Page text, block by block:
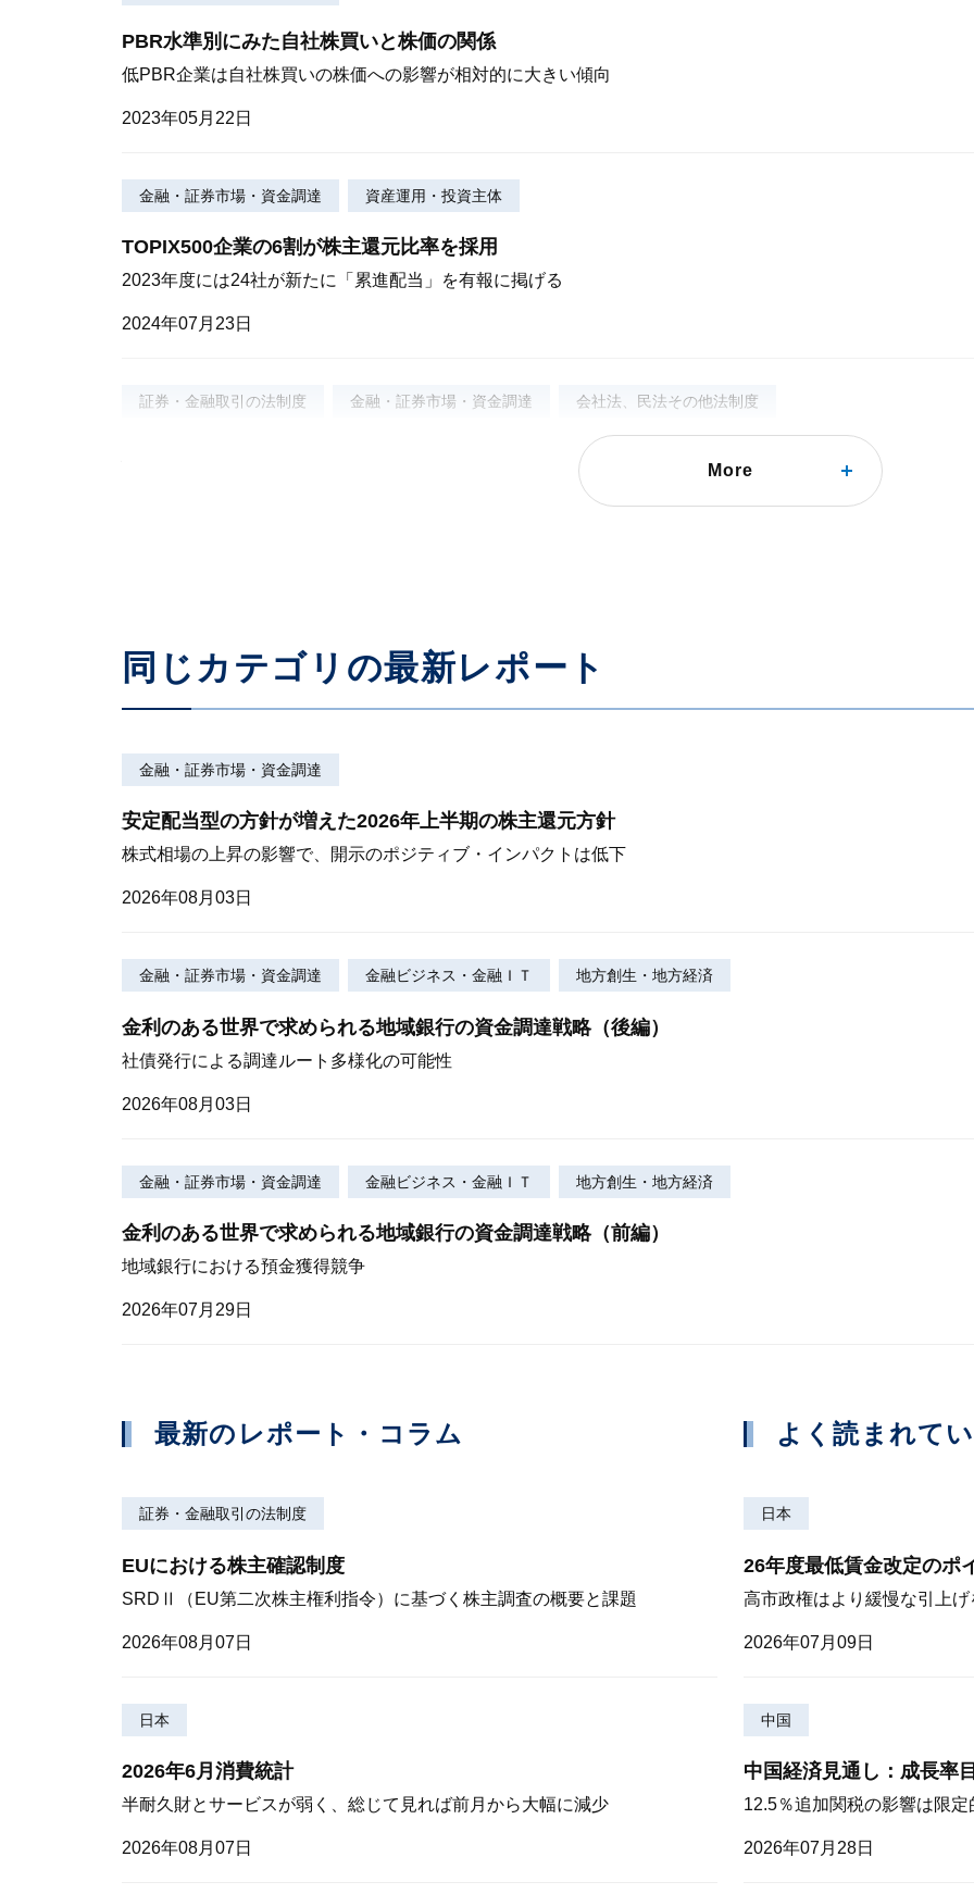
PBR水準別にみた自社株買いと株価の関係
低PBR企業は自社株買いの株価への影響が相対的に大きい傾向
2023年05月22日
金融・証券市場・資金調達 資産運用・投資主体
TOPIX500企業の6割が株主還元比率を採用
2023年度には24社が新たに「累進配当」を有報に掲げる
2024年07月23日
証券・金融取引の法制度 金融・証券市場・資金調達 会社法、民法その他法制度
TOPIX500構成企業の縮減状況、その議決権行使やCFへの影響を分析
More
同じカテゴリの最新レポート
金融・証券市場・資金調達
安定配当型の方針が増えた2026年上半期の株主還元方針
株式相場の上昇の影響で、開示のポジティブ・インパクトは低下
2026年08月03日
金融・証券市場・資金調達 金融ビジネス・金融ＩＴ 地方創生・地方経済
金利のある世界で求められる地域銀行の資金調達戦略（後編）
社債発行による調達ルート多様化の可能性
2026年08月03日
金融・証券市場・資金調達 金融ビジネス・金融ＩＴ 地方創生・地方経済
金利のある世界で求められる地域銀行の資金調達戦略（前編）
地域銀行における預金獲得競争
2026年07月29日
最新のレポート・コラム
証券・金融取引の法制度
EUにおける株主確認制度
SRDⅡ（EU第二次株主権利指令）に基づく株主調査の概要と課題
2026年08月07日
日本
2026年6月消費統計
半耐久財とサービスが弱く、総じて見れば前月から大幅に減少
2026年08月07日
よく読まれて
日本
26年度最低賃金改定のポ
高市政権はより緩慢な引上
2026年07月09日
中国
中国経済見通し：成長率
12.5％追加関税の影響は限
2026年07月28日